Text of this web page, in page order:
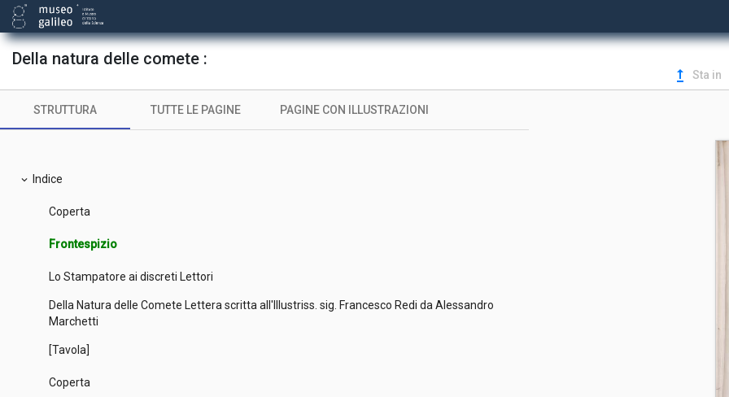
Della natura delle comete :
upgrade Sta in
STRUTTURA TUTTE LE PAGINE PAGINE CON ILLUSTRAZIONI
expand_more Indice
Coperta
Frontespizio
Lo Stampatore ai discreti Lettori
Della Natura delle Comete Lettera scritta all'Illustriss. sig. Francesco Redi da Alessandro
Marchetti
[Tavola]
Coperta